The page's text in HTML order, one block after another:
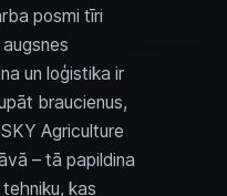
posmi tīri
un loģistika ir
braucienus,
Agriculture
– tā papildina
kas